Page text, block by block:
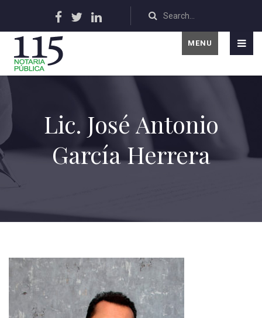
MENU
Lic. José Antonio
García Herrera